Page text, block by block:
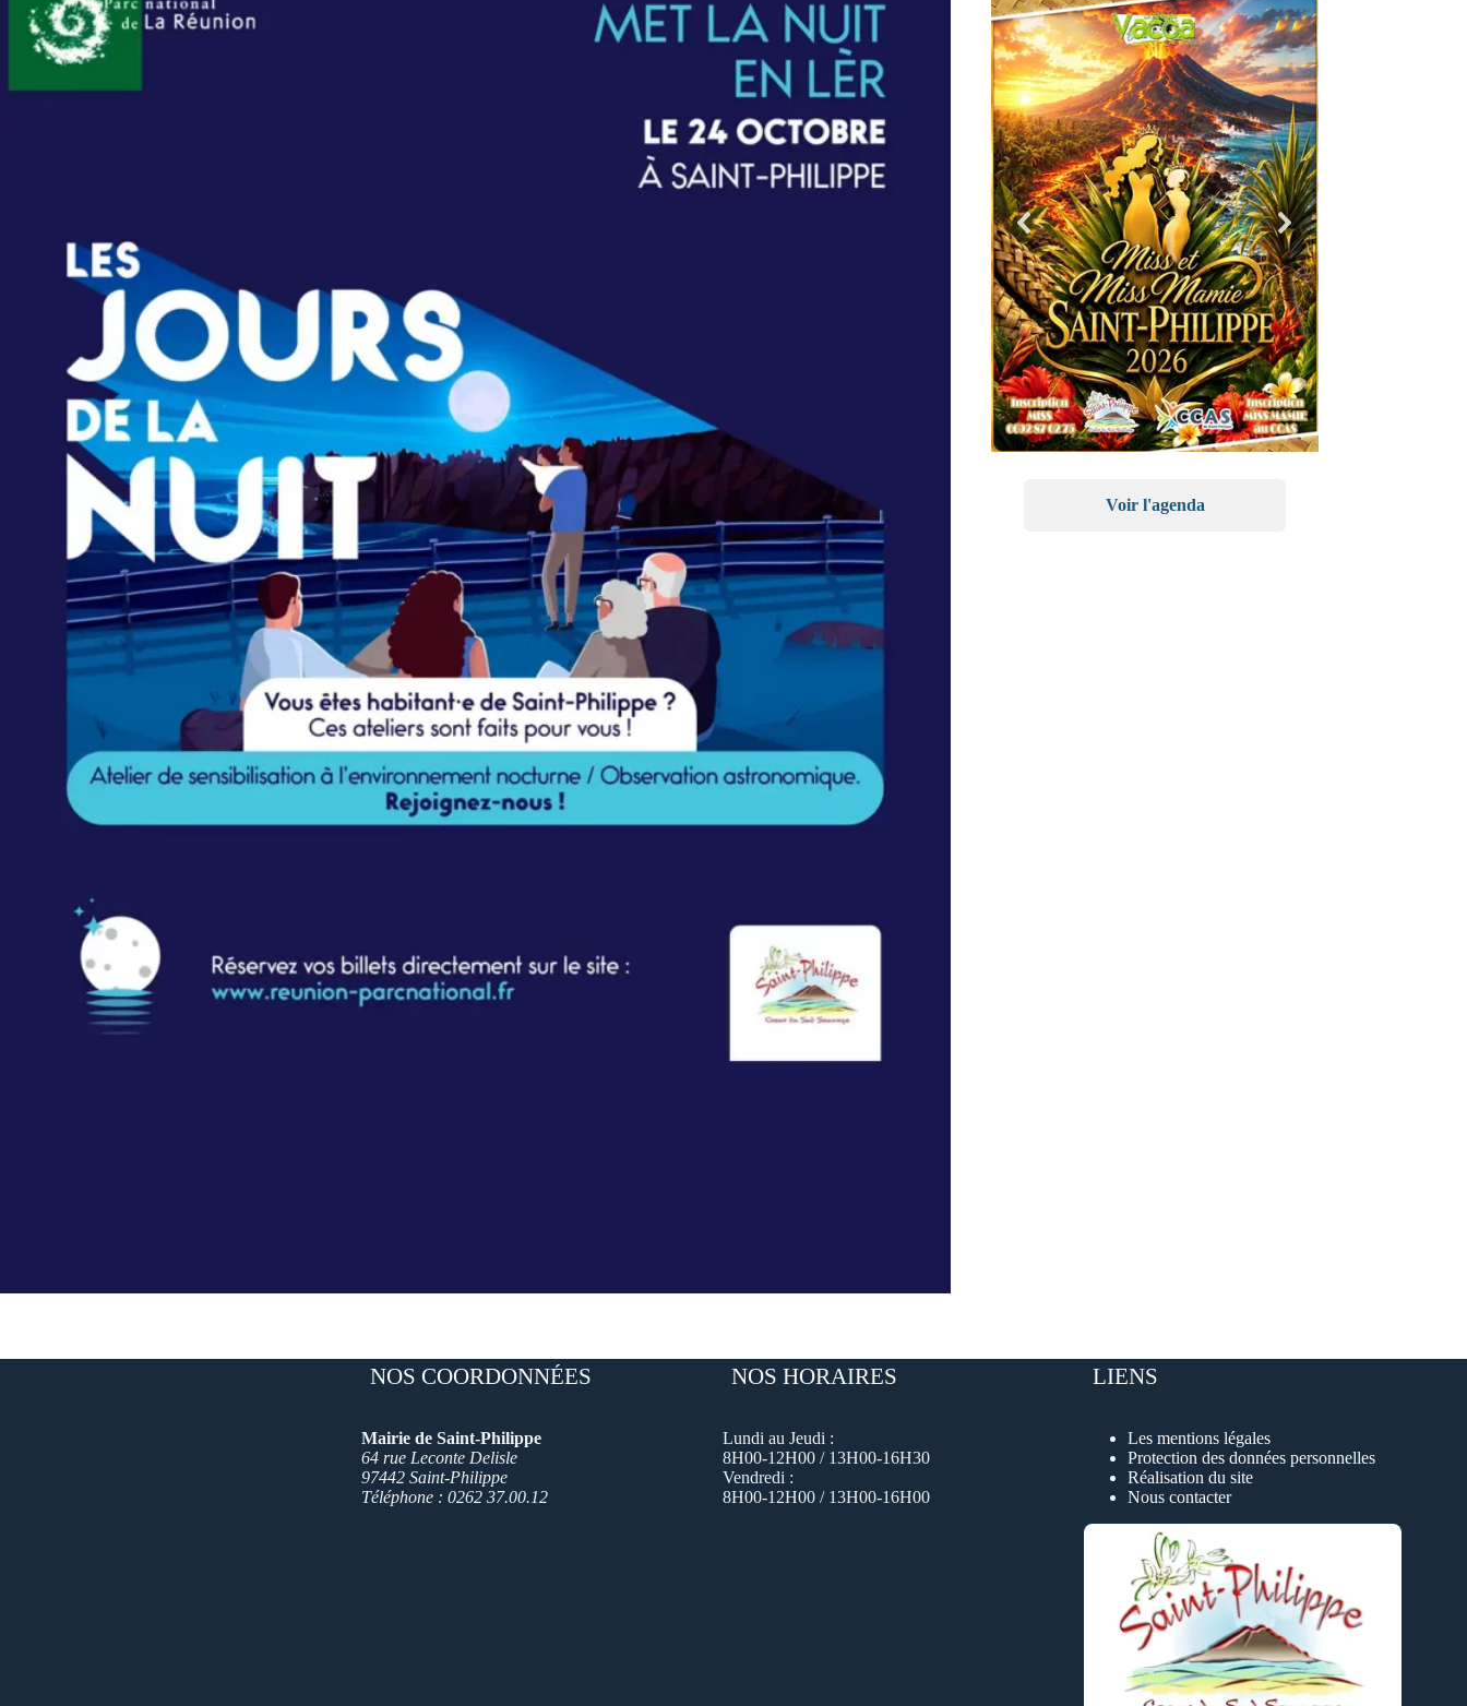
Voir l'agenda
NOS COORDONNÉES
Mairie de Saint-Philippe
64 rue Leconte Delisle
97442 Saint-Philippe
Téléphone : 0262 37.00.12
NOS HORAIRES
Lundi au Jeudi :
8H00-12H00 / 13H00-16H30
Vendredi :
8H00-12H00 / 13H00-16H00
LIENS
Les mentions légales
Protection des données personnelles
Réalisation du site
Nous contacter